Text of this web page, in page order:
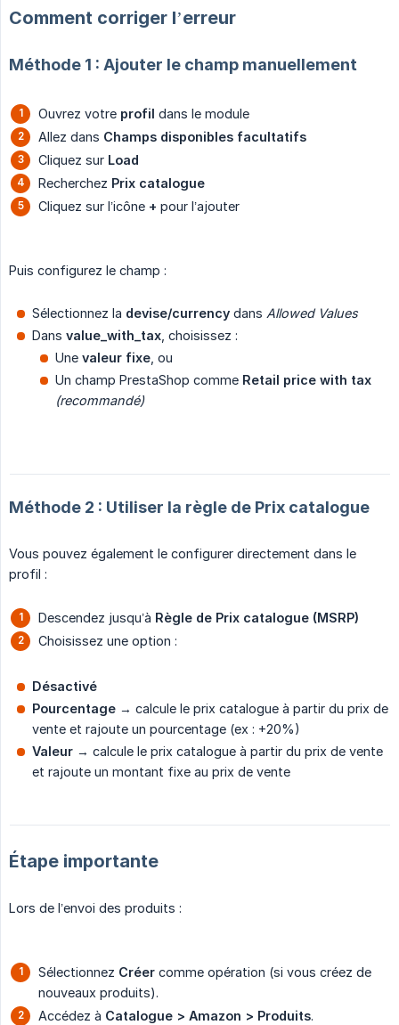
Comment corriger l’erreur
Méthode 1 : Ajouter le champ manuellement
Ouvrez votre profil dans le module
Allez dans Champs disponibles facultatifs
Cliquez sur Load
Recherchez Prix catalogue
Cliquez sur l’icône + pour l’ajouter
Puis configurez le champ :
Sélectionnez la devise/currency dans Allowed Values
Dans value_with_tax , choisissez :
Une valeur fixe , ou
Un champ PrestaShop comme Retail price with tax
(recommandé)
Méthode 2 : Utiliser la règle de Prix catalogue
Vous pouvez également le configurer directement dans le
profil :
Descendez jusqu’à Règle de Prix catalogue (MSRP)
Choisissez une option :
Désactivé
Pourcentage → calcule le prix catalogue à partir du prix de
vente et rajoute un pourcentage (ex : +20%)
Valeur → calcule le prix catalogue à partir du prix de vente
et rajoute un montant fixe au prix de vente
Étape importante
Lors de l’envoi des produits :
Sélectionnez Créer comme opération (si vous créez de
nouveaux produits).
Accédez à Catalogue > Amazon > Produits.